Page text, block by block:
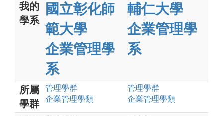
我的
學系
國立彰化師
範大學
企業管理學
系
輔仁大學
企業管理學
系
所屬
學群
管理學群
企業管理學類
管理學群
企業管理學類